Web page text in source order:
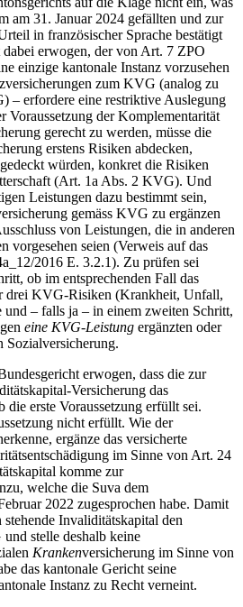
am 31. Januar 2024 gefällten und zur
in französischer Sprache bestätigt
erwogen, der von Art. 7 ZPO
einzige kantonale Instanz vorzusehen
zum KVG (analog zu
– erfordere eine restriktive Auslegung
Voraussetzung der Komplementarität
gerecht zu werden, müsse die
erstens Risiken abdecken,
würden, konkret die Risiken
(Art. 1a Abs. 2 KVG). Und
Leistungen dazu bestimmt sein,
gemäss KVG zu ergänzen
von Leistungen, die in anderen
vorgesehen seien (Verweis auf das
2016 E. 3.2.1). Zu prüfen sei
ob im entsprechenden Fall das
drei KVG-Risiken (Krankheit, Unfall,
und – falls ja – in einem zweiten Schritt,
eine KVG-Leistung ergänzten oder
Sozialversicherung.
erwogen, dass die zur
Versicherung das
erste Voraussetzung erfüllt sei.
nicht erfüllt. Wie der
ergänze das versicherte
im Sinne von Art. 24
komme zur
welche die Suva dem
2022 zugesprochen habe. Damit
Invaliditätskapital den
stelle deshalb keine
Krankenversicherung im Sinne von
das kantonale Gericht seine
Instanz zu Recht verneint.